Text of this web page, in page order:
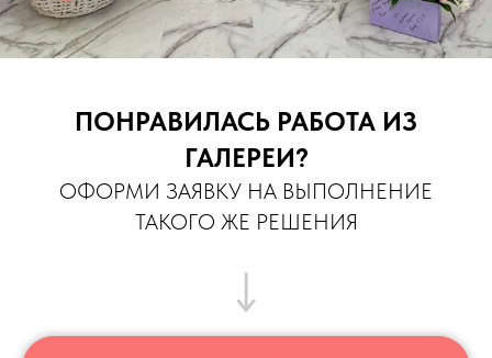
ПОНРАВИЛАСЬ РАБОТА ИЗ
ГАЛЕРЕИ?
ОФОРМИ ЗАЯВКУ НА ВЫПОЛНЕНИЕ
ТАКОГО ЖЕ РЕШЕНИЯ